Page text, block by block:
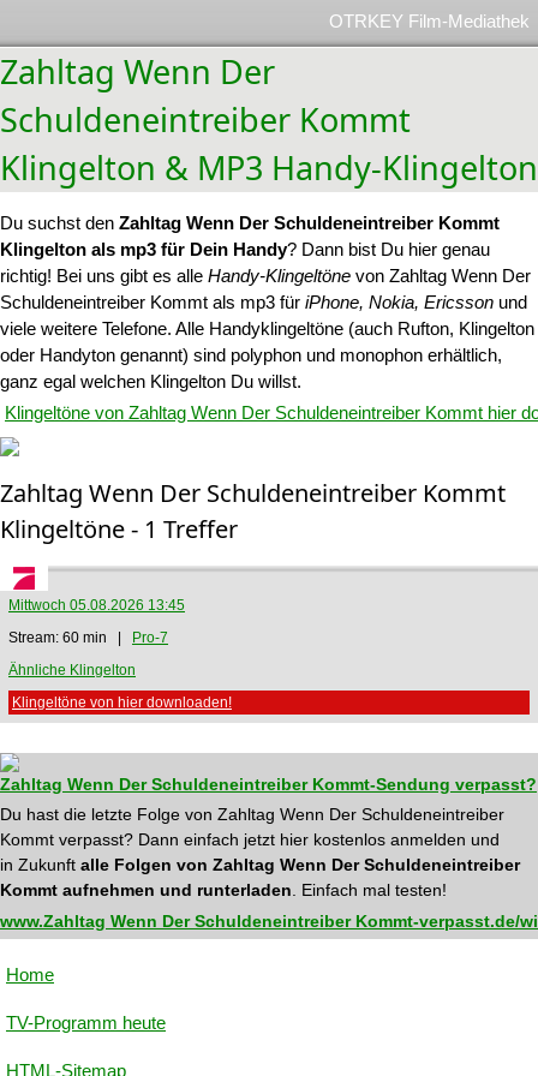
OTRKEY Film-Mediathek
Zahltag Wenn Der
Schuldeneintreiber Kommt
Klingelton & MP3 Handy-Klingelton
Du suchst den Zahltag Wenn Der Schuldeneintreiber Kommt
Klingelton als mp3 für Dein Handy? Dann bist Du hier genau
richtig! Bei uns gibt es alle Handy-Klingeltöne von Zahltag Wenn Der
Schuldeneintreiber Kommt als mp3 für iPhone, Nokia, Ericsson und
viele weitere Telefone. Alle Handyklingeltöne (auch Rufton, Klingelton
oder Handyton genannt) sind polyphon und monophon erhältlich,
ganz egal welchen Klingelton Du willst.
Klingeltöne von Zahltag Wenn Der Schuldeneintreiber Kommt hier
Zahltag Wenn Der Schuldeneintreiber Kommt
Klingeltöne - 1 Treffer
Mittwoch 05.08.2026 13:45
Stream: 60 min |
Pro-7
Ähnliche Klingelton
Klingeltöne von hier downloaden!
Zahltag Wenn Der Schuldeneintreiber Kommt-Sendung verpasst?
Du hast die letzte Folge von Zahltag Wenn Der Schuldeneintreiber
Kommt verpasst? Dann einfach jetzt hier kostenlos anmelden und
in Zukunft alle Folgen von Zahltag Wenn Der Schuldeneintreiber
Kommt aufnehmen und runterladen . Einfach mal testen!
www.Zahltag Wenn Der Schuldeneintreiber Kommt-verpasst.de/
Home
TV-Programm heute
HTML-Sitemap